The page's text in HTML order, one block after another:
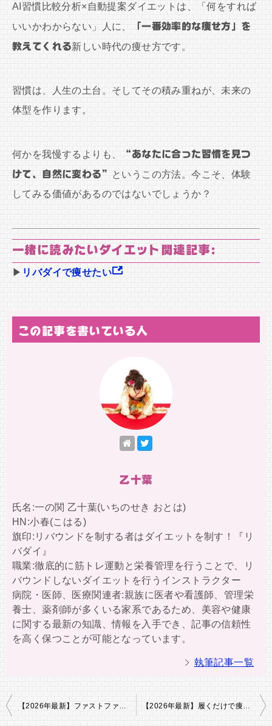
AI習慣比較分析×自動提案ダイエットは、「何をすれば
いいかわからない」人に、
「一番効率的な痩せ方」を
教えてくれる新しい時代の痩せ方です。
習慣は、人生の土台。そしてその積み重ねが、未来の
体型を作ります。
何かを我慢するよりも、 “あなたに合った習慣を見つ
けて、自然に変わる”
というこの方法。今こそ、体験
してみる価値があるのではないでしょうか？
一緒に読みたいダイエット関連記事:
▶ リバダイで痩せたい
この記事を書いている人
乙十葉
氏名:一の関 乙十葉(いちのせき おとは)
HN:小春(こはる)
旗印:リバウンドを制する者はダイエットを制す！『リ
バダイ』
職業:徹底的に筋トレ運動と栄養管理を行うことで、リ
バウンドしないダイエットを行うインストラクター
病院・医師、医療関連者:親族に医者や看護師、管理栄
養士、薬剤師が多くいる家系であるため、美容や健康
に関する最新の知識、情報を入手でき、記事の信頼性
を高く保つことが可能となっています。
執筆記事一覧
投
【2026年最新】ファストファースト戦略ダイエット完全ガイド｜“最初に断つ”だけで痩せる！脳と習慣に働きかける意思決定型痩身法とは？ 【2026年最新】履くだけで痩せる！？高振動ソールダイエット完全ガイド｜無意識運動で代謝を上げる新時代の“ながら痩せ法”とは？